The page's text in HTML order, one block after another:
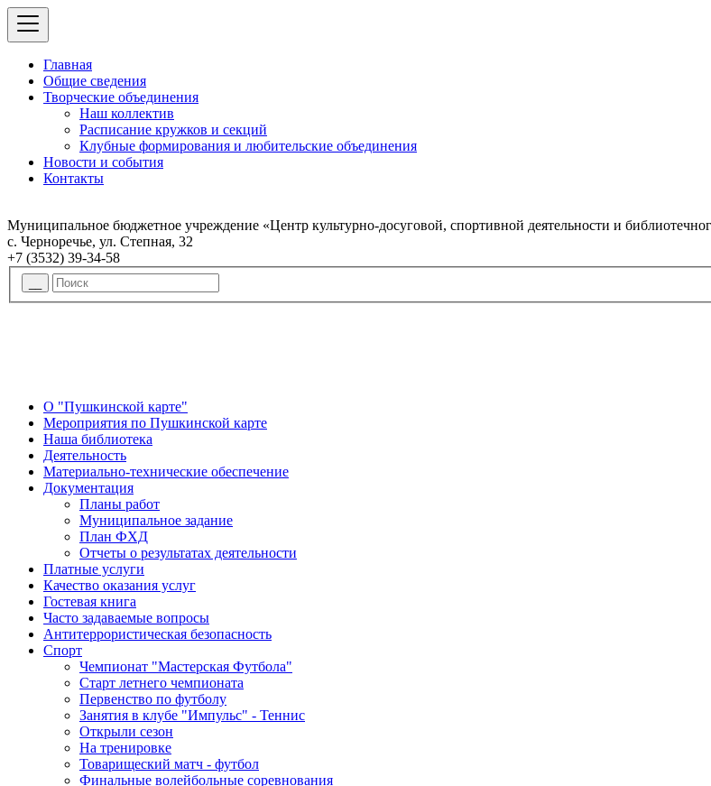
Главная
Общие сведения
Творческие объединения
Наш коллектив
Расписание кружков и секций
Клубные формирования и любительские объединения
Новости и события
Контакты
Муниципальное бюджетное учреждение «Центр культурно-досуговой, спортивной деятельности и
с. Черноречье, ул. Степная, 32
+7 (3532) 39-34-58
О "Пушкинской карте"
Мероприятия по Пушкинской карте
Наша библиотека
Деятельность
Материально-технические обеспечение
Документация
Планы работ
Муниципальное задание
План ФХД
Отчеты о результатах деятельности
Платные услуги
Качество оказания услуг
Гостевая книга
Часто задаваемые вопросы
Антитеррористическая безопасность
Спорт
Чемпионат "Мастерская Футбола"
Старт летнего чемпионата
Первенство по футболу
Занятия в клубе "Импульс" - Теннис
Открыли сезон
На тренировке
Товарищеский матч - футбол
Финальные волейбольные соревнования